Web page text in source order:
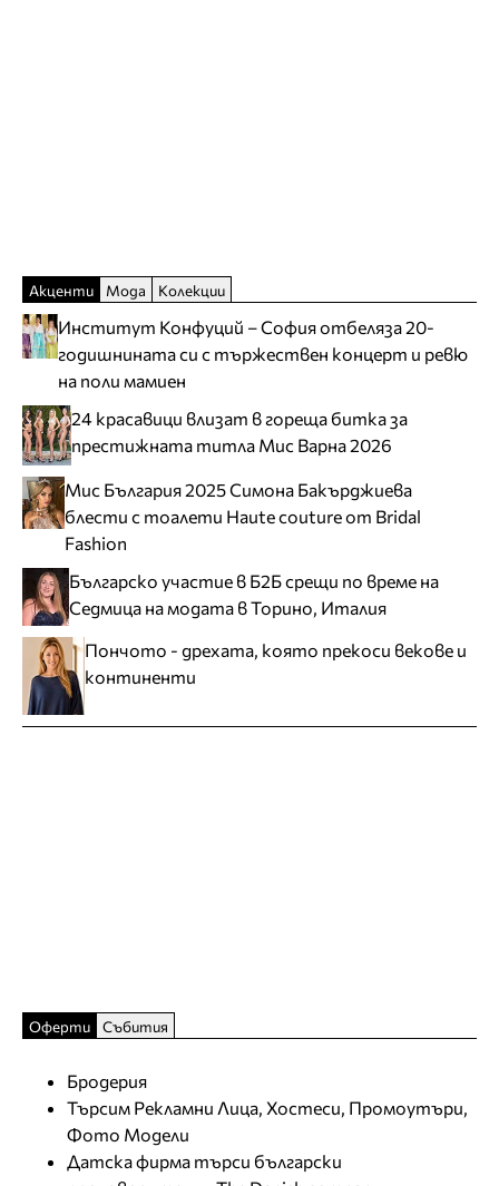
Акценти Мода Колекции
Институт Конфуций – София отбеляза 20-
годишнината си с тържествен концерт и ревю
на поли мамиен
24 красавици влизат в гореща битка за
престижната титла Мис Варна 2026
Мис България 2025 Симона Бакърджиева
блести с тоалети Haute couture от Bridal
Fashion
Българско участие в Б2Б срещи по време на
Седмица на модата в Торино, Италия
Пончото - дрехата, която прекоси векове и
континенти
Оферти Събития
Бродерия
Търсим Рекламни Лица, Хостеси, Промоутъри,
Фото Модели
Датска фирма търси български